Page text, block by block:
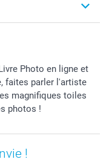
Photo en ligne et
faites parler l'artiste
magnifiques toiles
photos !
!